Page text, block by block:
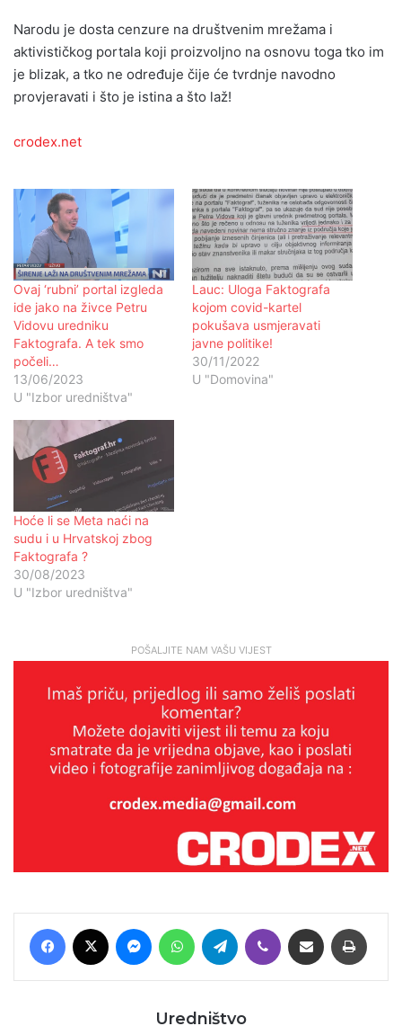
Narodu je dosta cenzure na društvenim mrežama i
aktivističkog portala koji proizvoljno na osnovu toga tko im
je blizak, a tko ne određuje čije će tvrdnje navodno
provjeravati i što je istina a što laž!
crodex.net
Ovaj ‘rubni’ portal izgleda
ide jako na živce Petru
Vidovu uredniku
Faktografa. A tek smo
počeli…
13/06/2023
U "Izbor uredništva"
Lauc: Uloga Faktografa
kojom covid-kartel
pokušava usmjeravati
javne politike!
30/11/2022
U "Domovina"
Hoće li se Meta naći na
sudu i u Hrvatskoj zbog
Faktografa ?
30/08/2023
U "Izbor uredništva"
POŠALJITE NAM VAŠU VIJEST
Facebook MessengerWhatsAppTelegram Viber Podijeli putem E-maila
Uredništvo